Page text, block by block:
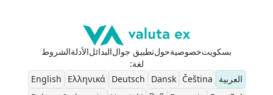
بسكويتخصوصيةحولتطبيق جوالالبدائلالأدلةالشروط
لغة:
العربية
Čeština
Dansk
Deutsch
Ελληνικά
English